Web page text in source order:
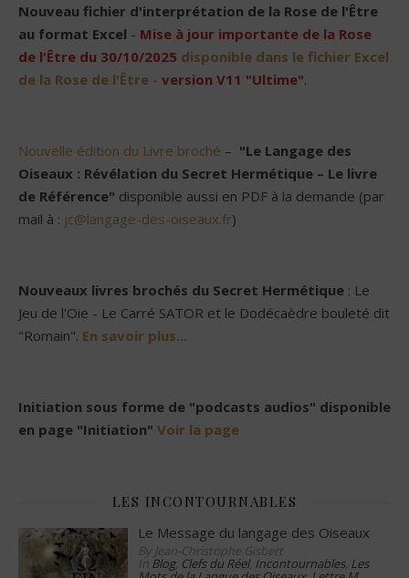
Nouveau fichier d'interprétation de la Rose de l'Être
au format Excel - Mise à jour importante de la Rose
de l'Être du 30/10/2025 disponible dans le fichier Excel
de la Rose de l'Être - version V11 "Ultime".
Nouvelle édition du Livre broché – "Le Langage des
Oiseaux : Révélation du Secret Hermétique – Le livre
de Référence" disponible aussi en PDF à la demande (par
mail à : jc@langage-des-oiseaux.fr)
Nouveaux livres brochés du Secret Hermétique : Le
Jeu de l'Oie - Le Carré SATOR et le Dodécaèdre bouleté dit
"Romain". En savoir plus...
Initiation sous forme de "podcasts audios" disponible
en page "Initiation" Voir la page
LES INCONTOURNABLES
Le Message du langage des Oiseaux
By Jean-Christophe Gisbert
In Blog, Clefs du Réel, Incontournables, Les